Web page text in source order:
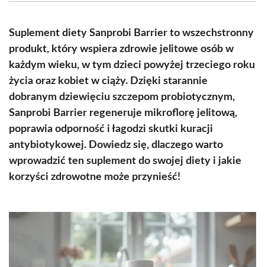
(Twitter)
Suplement diety Sanprobi Barrier to wszechstronny
produkt, który wspiera zdrowie jelitowe osób w
każdym wieku, w tym dzieci powyżej trzeciego roku
życia oraz kobiet w ciąży. Dzięki starannie
dobranym dziewięciu szczepom probiotycznym,
Sanprobi Barrier regeneruje mikroflorę jelitową,
poprawia odporność i łagodzi skutki kuracji
antybiotykowej. Dowiedz się, dlaczego warto
wprowadzić ten suplement do swojej diety i jakie
korzyści zdrowotne może przynieść!